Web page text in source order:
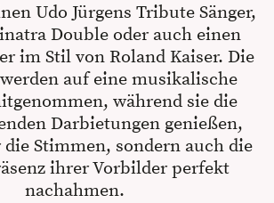
Udo Jürgens Tribute Sänger,
Double oder auch einen
im Stil von Roland Kaiser. Die
auf eine musikalische
während sie die
Darbietungen genießen,
Stimmen, sondern auch die
ihrer Vorbilder perfekt
nachahmen.